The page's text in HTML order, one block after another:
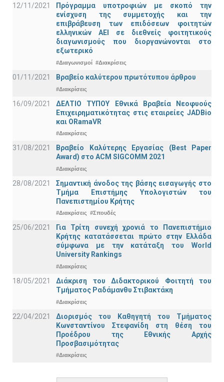
12/11/2021
Πρόγραμμα υποτροφιών με σκοπό την
ενίσχυση της συμμετοχής και την
επιβράβευση των επιδόσεων φοιτητών
ελληνικών ΑΕΙ σε διεθνείς φοιτητικούς
διαγωνισμούς που διοργανώνονται στο
εξωτερικό
#Διαγωνισμοί #Διακρίσεις
01/11/2021 Bραβείο καλύτερου πρωτότυπου άρθρου
#Διακρίσεις
16/09/2021
ΔΕΛΤΙΟ ΤΥΠΟΥ Εθνικά Βραβεία Νεοφυούς
Επιχειρηματικότητας στις εταιρείες JADBio
και ORamaVR
#Διακρίσεις
31/08/2021
Βραβείο Καλύτερης Εργασίας (Best Paper
Award) στο ACM SIGCOMM 2021
#Διακρίσεις
28/08/2021
Σημαντική άνοδος της βάσης εισαγωγής στο
Τμήμα Επιστήμης Υπολογιστών του
Πανεπιστημίου Κρήτης
#Διακρίσεις #Σπουδές
25/06/2021
Για Τρίτη συνεχή χρονιά το Πανεπιστήμιο
Κρήτης κατατάσσεται πρώτο στην Ελλάδα
σύμφωνα με την κατάταξη του World
University Rankings
#Διακρίσεις
18/05/2021
Διάκριση του Διδακτορικού Φοιτητή του
Τμήματος Ραδάμανθυ Στιβακτάκη
#Διακρίσεις
22/04/2021
Διορισμός του Καθηγητή του Τμήματος
Κωνσταντίνου Στεφανίδη στη θέση του
Προέδρου της Εθνικής Αρχής
Προσβασιμότητας
#Διακρίσεις